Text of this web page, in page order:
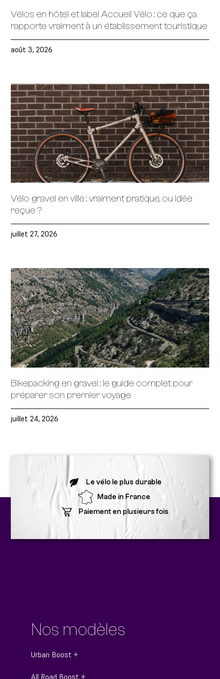
Vélos en hôtel et label Accueil Vélo : ce que ça
rapporte vraiment à un établissement touristique
août 3, 2026
Vélo gravel en ville : vraiment pratique, ou idée
reçue ?
juillet 27, 2026
Bikepacking en gravel : le guide complet pour
préparer son premier voyage
juillet 24, 2026
Le vélo le plus durable
Made in France
Paiement en plusieurs fois
Nos modèles
Urban Boost +
All Road Boost +